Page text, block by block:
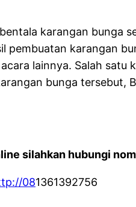
karangan bunga
pembuatan karangan
lainnya. Salah
bunga
silahkan hubungi
081361392756